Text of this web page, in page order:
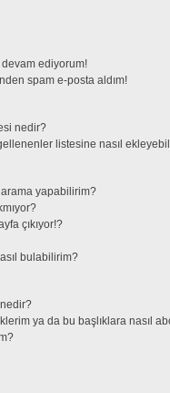
devam ediyorum!
spam e-posta aldım!
nedir?
listesine nasıl
yapabilirim?
çıkıyor!?
bulabilirim?
ya da bu başlıklara nasıl